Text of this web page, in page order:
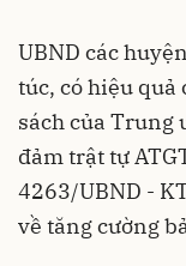
UBND các
túc, có hiệu
sách của Trung
đảm trật tự
4263/UBND -
về tăng cường